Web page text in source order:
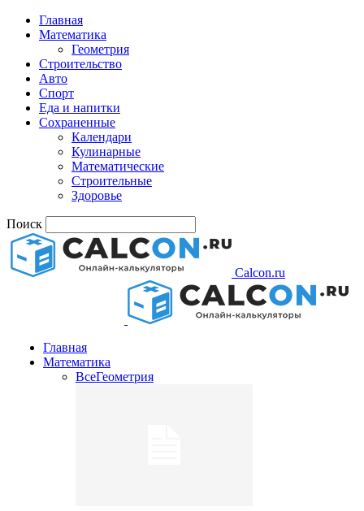
Главная
Математика
Геометрия
Строительство
Авто
Спорт
Еда и напитки
Сохраненные
Календари
Кулинарные
Математические
Строительные
Здоровье
Поиск
Calcon.ru
Главная
Математика
ВсеГеометрия